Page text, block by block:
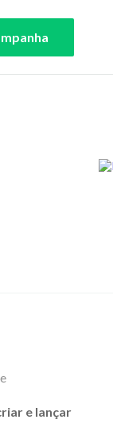
e lançar